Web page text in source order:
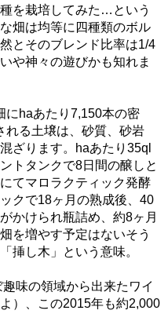
を栽培してみた…という
畑は均等に四種類のボル
とそのブレンド比率は1/4
や神々の遊びかも知れま
にhaあたり7,150本の密
れる土壌は、砂質、砂岩
ざります。haあたり35ql
トタンクで8日間の醸しと
てマロラクティック発酵
クで18ヶ月の熟成後、40
かけられ瓶詰め、約8ヶ月
を増やす予定はないそう
挿し木」という意味。
味の領域から出来たワイ
）、この2015年も約2,000